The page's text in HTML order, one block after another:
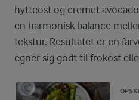
hytteost og cremet
en harmonisk balance
tekstur. Resultatet er en
egner sig godt til frokost